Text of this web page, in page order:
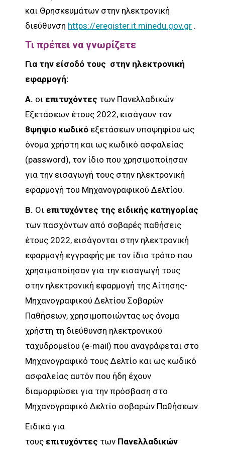
και Θρησκευμάτων στην ηλεκτρονική
διεύθυνση https://eregister.it.minedu.gov.gr .
Τι πρέπει να γνωρίζετε
Για την είσοδό τους στην ηλεκτρονική
εφαρμογή:
Α. οι επιτυχόντες των Πανελλαδικών
Εξετάσεων έτους 2022, εισάγουν τον
8ψηψιο κωδικό εξετάσεων υποψηφίου ως
όνομα χρήστη και ως κωδικό ασφαλείας
(password), τον ίδιο που χρησιμοποίησαν
για την εισαγωγή τους στην ηλεκτρονική
εφαρμογή του Μηχανογραφικού Δελτίου.
Β. Οι επιτυχόντες της ειδικής κατηγορίας
των πασχόντων από σοβαρές παθήσεις
έτους 2022, εισάγονται στην ηλεκτρονική
εφαρμογή εγγραφής με τον ίδιο τρόπο που
χρησιμοποίησαν για την εισαγωγή τους
στην ηλεκτρονική εφαρμογή της Αίτησης-
Μηχανογραφικού Δελτίου Σοβαρών
Παθήσεων, χρησιμοποιώντας ως όνομα
χρήστη τη διεύθυνση ηλεκτρονικού
ταχυδρομείου (e-mail) που αναγράφεται στο
Μηχανογραφικό τους Δελτίο και ως κωδικό
ασφαλείας αυτόν που ήδη έχουν
διαμορφώσει για την πρόσβαση στο
Μηχανογραφικό Δελτίο σοβαρών Παθήσεων.
Ειδικά για
τους επιτυχόντες των Πανελλαδικών